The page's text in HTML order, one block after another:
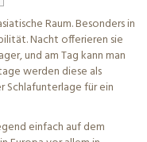
Raum. Besonders in
Nacht offerieren sie
und am Tag kann man
werden diese als
Schlafunterlage für ein
einfach auf dem